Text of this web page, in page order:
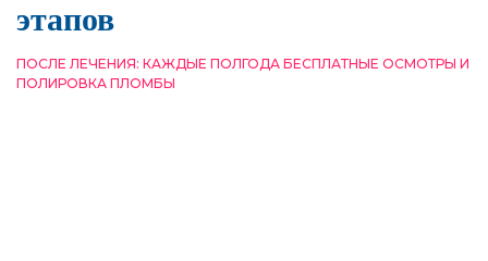
этапов
ПОСЛЕ ЛЕЧЕНИЯ: КАЖДЫЕ ПОЛГОДА БЕСПЛАТНЫЕ ОСМОТРЫ И
ПОЛИРОВКА ПЛОМБЫ